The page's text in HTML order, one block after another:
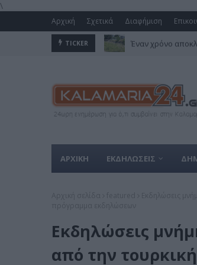
\
Αρχική Σχετικά Διαφήμιση
TICKER Έναν χρόνο
ΑΡΧΙΚΗ ΕΚΔΗΛΩΣΕΙΣ
Εκδηλώσεις
από την